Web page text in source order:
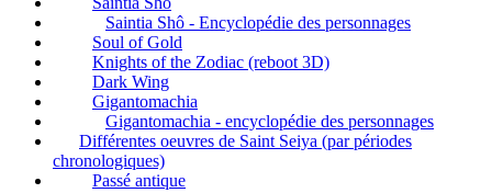
Saintia Shô - Encyclopédie des personnages
Soul of Gold
Knights of the Zodiac (reboot 3D)
Dark Wing
Gigantomachia
Gigantomachia - encyclopédie des personnages
Différentes oeuvres de Saint Seiya (par périodes
chronologiques)
Passé antique